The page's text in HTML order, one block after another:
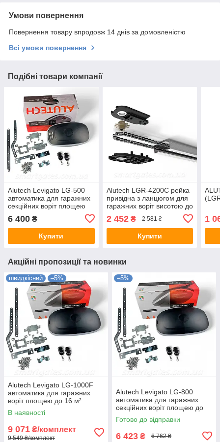
Умови повернення
Повернення товару впродовж 14 днів за домовленістю
Всі умови повернення
Подібні товари компанії
Alutech Levigato LG-500
автоматика для гаражних
секційних воріт площею
6 400 ₴
Купити
Alutech LGR-4200C рейка
привідна з ланцюгом для
гаражних воріт висотою до
2 452₴ 2 581 ₴
Купити
1
Акційні пропозиції та новинки
швидкісний –5%
Alutech Levigato LG-1000F
автоматика для гаражних
воріт площею до 16 м²
(збільшена швидкість
підйому)
В наявності
9 071 ₴/комплект
9 549 ₴/комплект
–5%
Alutech Levigato LG-800
автоматика для гаражних
секційних воріт площею до
11,2 м²
Готово до відправки
6 423 ₴ 6 762 ₴